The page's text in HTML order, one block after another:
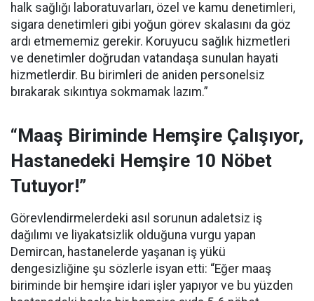
halk sağlığı laboratuvarları, özel ve kamu denetimleri,
sigara denetimleri gibi yoğun görev skalasını da göz
ardı etmememiz gerekir. Koruyucu sağlık hizmetleri
ve denetimler doğrudan vatandaşa sunulan hayati
hizmetlerdir. Bu birimleri de aniden personelsiz
bırakarak sıkıntıya sokmamak lazım.”
“Maaş Biriminde Hemşire Çalışıyor,
Hastanedeki Hemşire 10 Nöbet
Tutuyor!”
Görevlendirmelerdeki asıl sorunun adaletsiz iş
dağılımı ve liyakatsizlik olduğuna vurgu yapan
Demircan, hastanelerde yaşanan iş yükü
dengesizliğine şu sözlerle isyan etti: “Eğer maaş
biriminde bir hemşire idari işler yapıyor ve bu yüzden